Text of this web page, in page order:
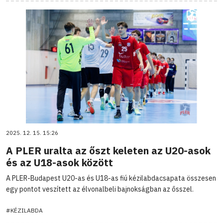
2025. 12. 15. 15:26
A PLER uralta az őszt keleten az U20-asok
és az U18-asok között
A PLER-Budapest U20-as és U18-as fiú kézilabdacsapata összesen
egy pontot veszített az élvonalbeli bajnokságban az ősszel.
#KÉZILABDA